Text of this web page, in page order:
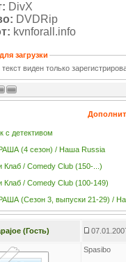
DivX
DVDRip
kvnforall.info
загрузки
виден только
с детективом
(4 сезон) / Наша Russia
Клаб / Comedy Club (150-...)
Клаб / Comedy Club (100-149)
(Сезон 3, выпуски 21-29) /
(Гость)
Spasibo